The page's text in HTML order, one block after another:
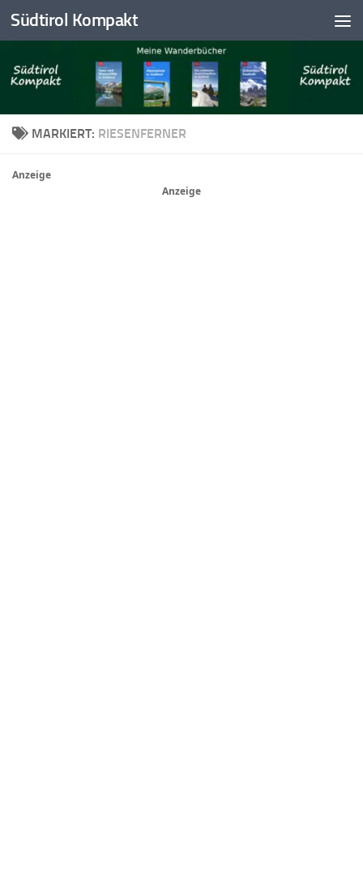
Skip to content
Südtirol Kompakt
MARKIERT: RIESENFERNER
Anzeige
Anzeige